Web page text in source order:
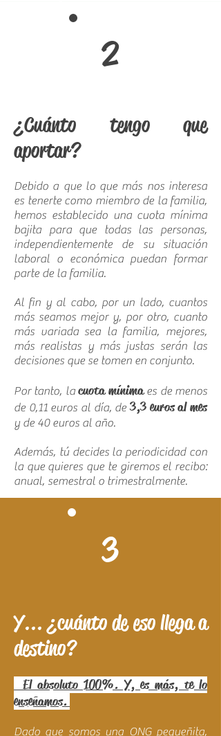
2
¿Cuánto tengo que
aportar?
Debido a que lo que más nos interesa
es tenerte como miembro de la familia,
hemos establecido una cuota mínima
bajita para que todas las personas,
independientemente de su situación
laboral o económica puedan formar
parte de la familia.
Al fin y al cabo, por un lado, cuantos
más seamos mejor y, por otro, cuanto
más variada sea la familia, mejores,
más realistas y más justas serán las
decisiones que se tomen en conjunto.
Por tanto, lacuota mínimaes de menos
de 0,11 euros al día, de3,3 euros al mes
y de 40 euros al año.
Además, tú decides la periodicidad con
la que quieres que te giremos el recibo:
anual, semestral o trimestralmente.
3
Y... ¿cuánto de eso llega a
destino?
El absoluto 100%. Y, es más, te lo
enseñamos.
Dado que somos una ONG pequeñita,